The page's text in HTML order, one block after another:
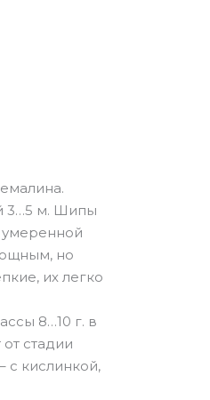
3…5 м. Шипы
но
их легко
8…10 г. в
стадии
с кислинкой,